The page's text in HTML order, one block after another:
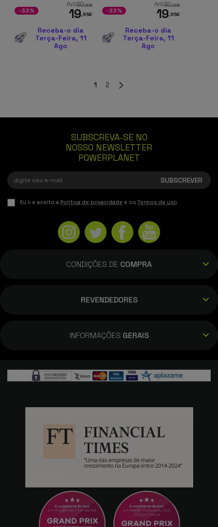
PVR30,00€
19,95€
-33%
Receba-o dia
Terça-Feira, 11
Ago
PVR30,00€
19,95€
-33%
Receba-o dia
Terça-Feira, 11
Ago
1 2
SUBSCREVA-SE NO
NOSSO NEWSLETTER
POWERPLANET
Eu li e aceito a Política de privacidade e os Termos de uso
CONDIÇÕES DE COMPRA
REVENDEDORES
INFORMAÇÕES GERAIS